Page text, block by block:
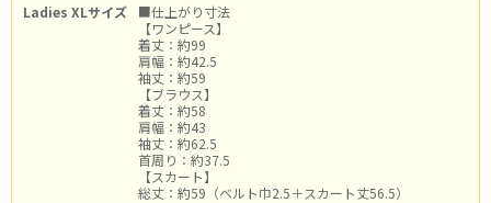
Ladies XLサイズ
■仕上がり寸法
【ワンピース】
着丈：約99
肩幅：約42.5
袖丈：約59
【ブラウス】
着丈：約58
肩幅：約43
袖丈：約62.5
首周り：約37.5
【スカート】
総丈：約59（ベルト巾2.5＋スカート丈56.5）